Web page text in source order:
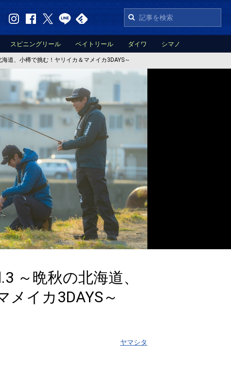
スピニングリール ベイトリール ダイワ シマノ
道、小樽で挑む！ヤリイカ＆マメイカ3DAYS～
～晩秋の北海道、
メイカ3DAYS～
ヤマシタ